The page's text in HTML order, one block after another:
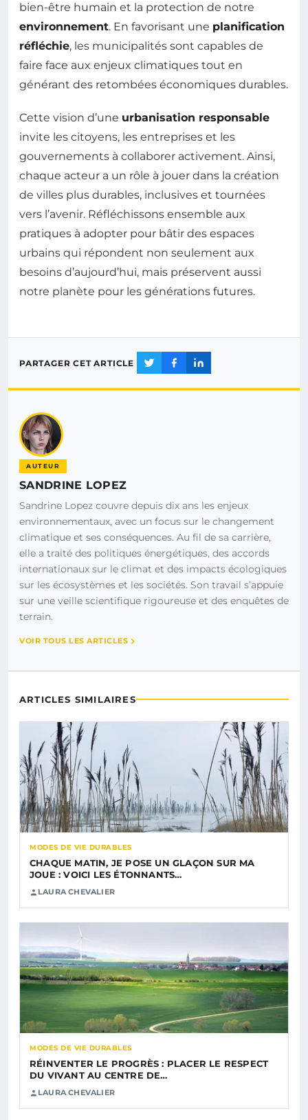
bien-être humain et la protection de notre
environnement. En favorisant une planification
réfléchie, les municipalités sont capables de
faire face aux enjeux climatiques tout en
générant des retombées économiques durables.
Cette vision d’une urbanisation responsable
invite les citoyens, les entreprises et les
gouvernements à collaborer activement. Ainsi,
chaque acteur a un rôle à jouer dans la création
de villes plus durables, inclusives et tournées
vers l’avenir. Réfléchissons ensemble aux
pratiques à adopter pour bâtir des espaces
urbains qui répondent non seulement aux
besoins d’aujourd’hui, mais préservent aussi
notre planète pour les générations futures.
PARTAGER CET ARTICLE
AUTEUR
SANDRINE LOPEZ
Sandrine Lopez couvre depuis dix ans les enjeux
environnementaux, avec un focus sur le changement
climatique et ses conséquences. Au fil de sa carrière,
elle a traité des politiques énergétiques, des accords
internationaux sur le climat et des impacts écologiques
sur les écosystèmes et les sociétés. Son travail s’appuie
sur une veille scientifique rigoureuse et des enquêtes de
terrain.
VOIR TOUS LES ARTICLES
ARTICLES SIMILAIRES
MODES DE VIE DURABLES
CHAQUE MATIN, JE POSE UN GLAÇON SUR MA
JOUE : VOICI LES ÉTONNANTS…
LAURA CHEVALIER
MODES DE VIE DURABLES
RÉINVENTER LE PROGRÈS : PLACER LE RESPECT
DU VIVANT AU CENTRE DE…
LAURA CHEVALIER